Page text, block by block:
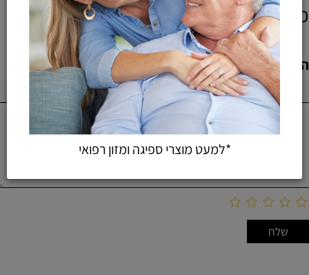
מוצרים אחרונים שנצפו
הוספת חוות דעת
*למעט מוצרי ספיגה ומזון רפואי